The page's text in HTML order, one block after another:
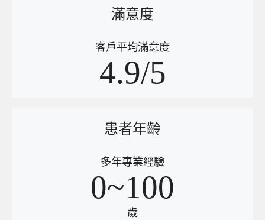
滿意度
客戶平均滿意度
4.9/5
患者年齡
多年專業經驗
0~100
歲